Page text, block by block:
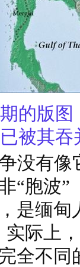
的版
被其吞
没有像
“胞波”
是缅甸
实际上
全不同